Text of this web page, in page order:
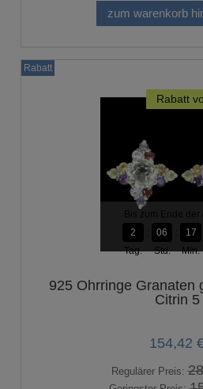
zum warenkorb
Rabatt
Bis zum Ende der
2
Tag.
06
Std.
17
Min.
925 Ohrringe Granaten
Citrin 5
154,42
Regulärer Preis:
Rabatt